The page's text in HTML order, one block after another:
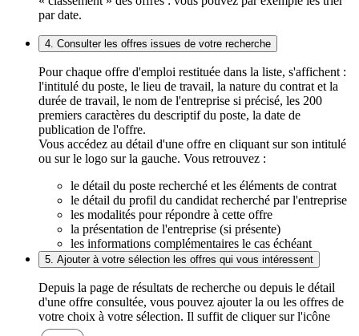
par date.
4. Consulter les offres issues de votre recherche
Pour chaque offre d'emploi restituée dans la liste, s'affichent :
l'intitulé du poste, le lieu de travail, la nature du contrat et la
durée de travail, le nom de l'entreprise si précisé, les 200
premiers caractères du descriptif du poste, la date de
publication de l'offre.
Vous accédez au détail d'une offre en cliquant sur son intitulé
ou sur le logo sur la gauche. Vous retrouvez :
le détail du poste recherché et les éléments de contrat
le détail du profil du candidat recherché par l'entreprise
les modalités pour répondre à cette offre
la présentation de l'entreprise (si présente)
les informations complémentaires le cas échéant
5. Ajouter à votre sélection les offres qui vous intéressent
Depuis la page de résultats de recherche ou depuis le détail
d'une offre consultée, vous pouvez ajouter la ou les offres de
votre choix à votre sélection. Il suffit de cliquer sur l'icône